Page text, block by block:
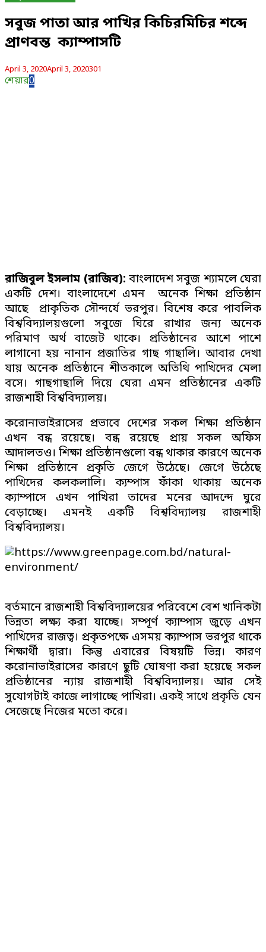
সবুজ পাতা আর পাখির কিচিরমিচির শব্দে
প্রাণবন্ত ক্যাম্পাসটি
April 3, 2020April 3, 2020301
শেয়ার0
রাজিবুল ইসলাম (রাজিব): বাংলাদেশ সবুজ শ্যামলে ঘেরা
একটি দেশ। বাংলাদেশে এমন অনেক শিক্ষা প্রতিষ্ঠান
আছে প্রাকৃতিক সৌন্দর্যে ভরপুর। বিশেষ করে পাবলিক
বিশ্ববিদ্যালয়গুলো সবুজে ঘিরে রাখার জন্য অনেক
পরিমাণ অর্থ বাজেট থাকে। প্রতিষ্ঠানের আশে পাশে
লাগানো হয় নানান প্রজাতির গাছ গাছালি। আবার দেখা
যায় অনেক প্রতিষ্ঠানে শীতকালে অতিথি পাখিদের মেলা
বসে। গাছগাছালি দিয়ে ঘেরা এমন প্রতিষ্ঠানের একটি
রাজশাহী বিশ্ববিদ্যালয়।
করোনাভাইরাসের প্রভাবে দেশের সকল শিক্ষা প্রতিষ্ঠান
এখন বন্ধ রয়েছে। বন্ধ রয়েছে প্রায় সকল অফিস
আদালতও। শিক্ষা প্রতিষ্ঠানগুলো বন্ধ থাকার কারণে অনেক
শিক্ষা প্রতিষ্ঠানে প্রকৃতি জেগে উঠেছে। জেগে উঠেছে
পাখিদের কলকলালি। ক্যম্পাস ফাঁকা থাকায় অনেক
ক্যাম্পাসে এখন পাখিরা তাদের মনের আদন্দে ঘুরে
বেড়াচ্ছে। এমনই একটি বিশ্ববিদ্যালয় রাজশাহী
বিশ্ববিদ্যালয়।
বর্তমানে রাজশাহী বিশ্ববিদ্যালয়ের পরিবেশে বেশ খানিকটা
ভিন্নতা লক্ষ্য করা যাচ্ছে। সম্পূর্ণ ক্যাম্পাস জুড়ে এখন
পাখিদের রাজত্ব। প্রকৃতপক্ষে এসময় ক্যাম্পাস ভরপুর থাকে
শিক্ষার্থী দ্বারা। কিন্তু এবারের বিষয়টি ভিন্ন। কারণ
করোনাভাইরাসের কারণে ছুটি ঘোষণা করা হয়েছে সকল
প্রতিষ্ঠানের ন্যায় রাজশাহী বিশ্ববিদ্যালয়। আর সেই
সুযোগটাই কাজে লাগাচ্ছে পাখিরা। একই সাথে প্রকৃতি যেন
সেজেছে নিজের মতো করে।